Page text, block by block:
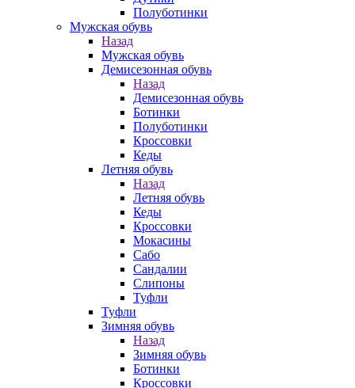
Полуботинки
Мужская обувь
Назад
Мужская обувь
Демисезонная обувь
Назад
Демисезонная обувь
Ботинки
Полуботинки
Кроссовки
Кеды
Летняя обувь
Назад
Летняя обувь
Кеды
Кроссовки
Мокасины
Сабо
Сандалии
Слипоны
Туфли
Туфли
Зимняя обувь
Назад
Зимняя обувь
Ботинки
Кроссовки